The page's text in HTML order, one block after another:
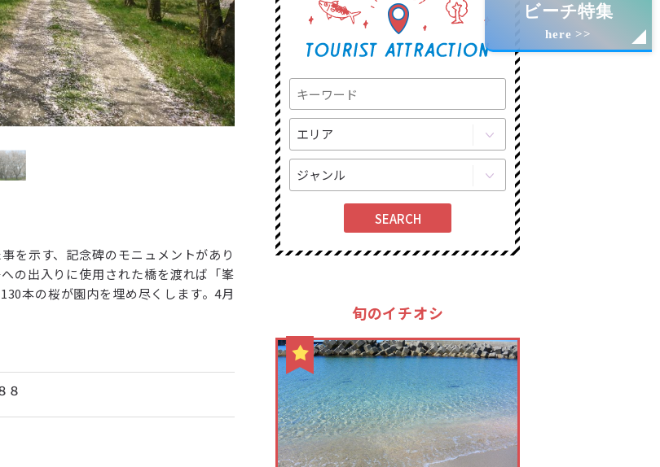
ビーチ特集
here >>
を示す、記念碑のモニュメントがあり
の出入りに使用された橋を渡れば「峯
本の桜が園内を埋め尽くします。4月
８
旬のイチオシ